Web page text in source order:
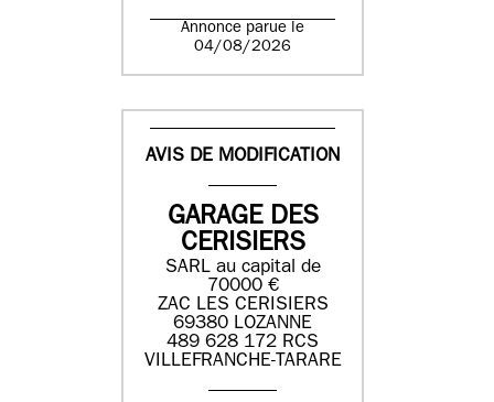
Annonce parue le
04/08/2026
AVIS DE MODIFICATION
GARAGE DES
CERISIERS
SARL au capital de
70000 €
ZAC LES CERISIERS
69380 LOZANNE
489 628 172 RCS
VILLEFRANCHE-TARARE